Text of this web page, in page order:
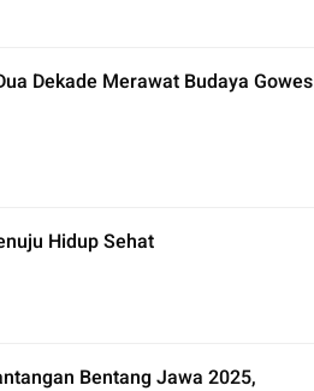
Dekade Merawat Budaya Gowes
Hidup Sehat
Bentang Jawa 2025,